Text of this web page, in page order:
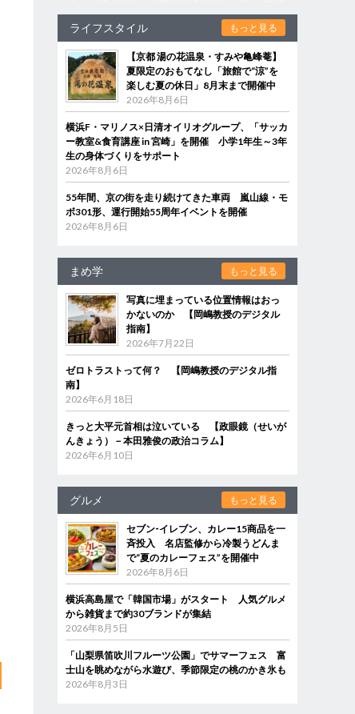
ライフスタイル もっと見る
【京都 湯の花温泉・すみや亀峰菴】
夏限定のおもてなし「旅館で“涼”を
楽しむ夏の休日」8月末まで開催中
2026年8月6日
横浜F・マリノス×日清オイリオグループ、「サッカ
ー教室&食育講座 in 宮崎」を開催 小学1年生～3年
生の身体づくりをサポート
2026年8月6日
55年間、京の街を走り続けてきた車両 嵐山線・モ
ボ301形、運行開始55周年イベントを開催
2026年8月6日
まめ学 もっと見る
写真に埋まっている位置情報はおっ
かないのか 【岡嶋教授のデジタル
指南】
2026年7月22日
ゼロトラストって何？ 【岡嶋教授のデジタル指
南】
2026年6月18日
きっと大平元首相は泣いている 【政眼鏡（せいが
んきょう）－本田雅俊の政治コラム】
2026年6月10日
グルメ もっと見る
セブン‐イレブン、カレー15商品を一
斉投入 名店監修から冷製うどんま
で“夏のカレーフェス”を開催中
2026年8月6日
横浜高島屋で「韓国市場」がスタート 人気グルメ
から雑貨まで約30ブランドが集結
2026年8月5日
「山梨県笛吹川フルーツ公園」でサマーフェス 富
士山を眺めながら水遊び、季節限定の桃のかき氷も
2026年8月3日